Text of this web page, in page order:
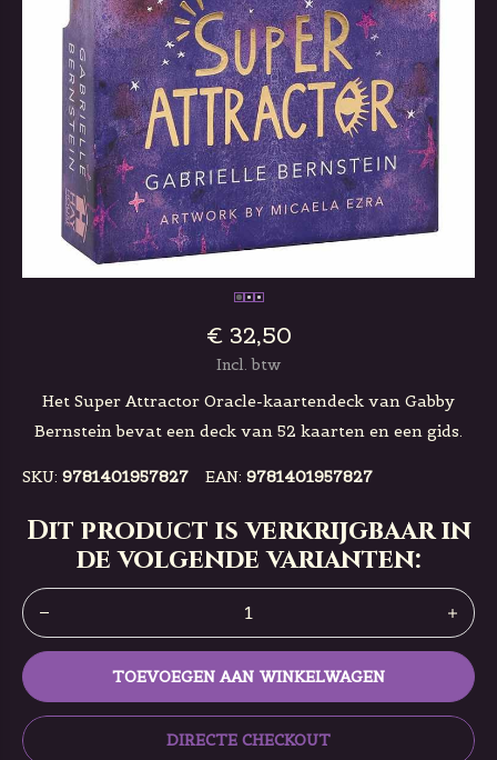
€ 32,50
Incl. btw
Het Super Attractor Oracle-kaartendeck van Gabby
Bernstein bevat een deck van 52 kaarten en een gids.
SKU: 9781401957827 EAN: 9781401957827
Dit product is verkrijgbaar in
de volgende varianten:
TOEVOEGEN AAN WINKELWAGEN
DIRECTE CHECKOUT